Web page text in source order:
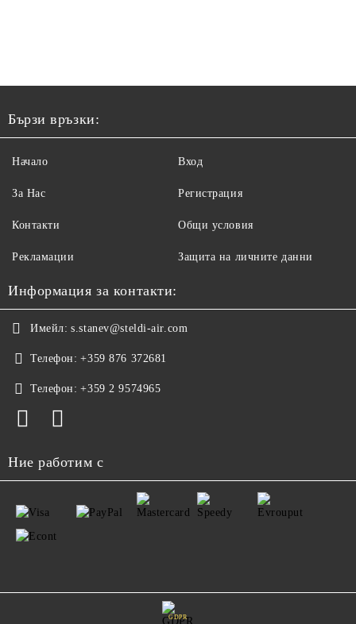
Бързи връзки:
Начало
За Нас
Контакти
Рекламации
Вход
Регистрация
Общи условия
Защита на личните данни
Информация за контакти:
Имейл: s.stanev@steldi-air.com
Телефон: +359 876 372681
Телефон: +359 2 9574965
Ние работим с
GDPR